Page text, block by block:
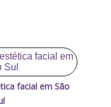
facial em São